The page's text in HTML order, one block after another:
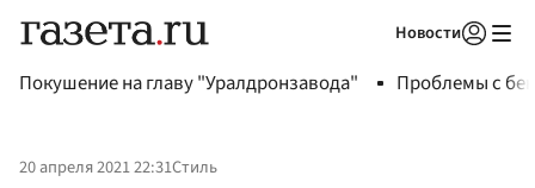
Новости
Покушение на главу "Уралдронзавода" Проблемы с
20 апреля 2021 22:31Стиль